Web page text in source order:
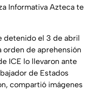
Informativa Azteca te
detenido el 3 de abril
orden de aprehensión
ICE lo llevaron ante
de Estados
compartió imágenes